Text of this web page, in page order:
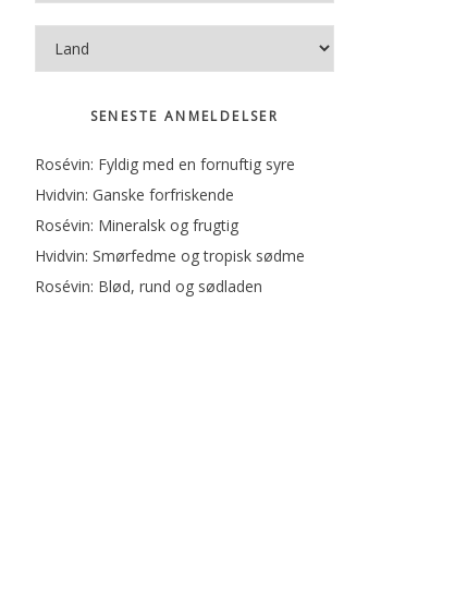
SENESTE ANMELDELSER
Rosévin: Fyldig med en fornuftig syre
Hvidvin: Ganske forfriskende
Rosévin: Mineralsk og frugtig
Hvidvin: Smørfedme og tropisk sødme
Rosévin: Blød, rund og sødladen